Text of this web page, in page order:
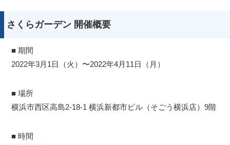
さくらガーデン 開催概要
■ 期間
2022年3月1日（火）〜2022年4月11日（月）
■ 場所
横浜市西区高島2-18-1 横浜新都市ビル（そごう横浜店）9階
■ 時間